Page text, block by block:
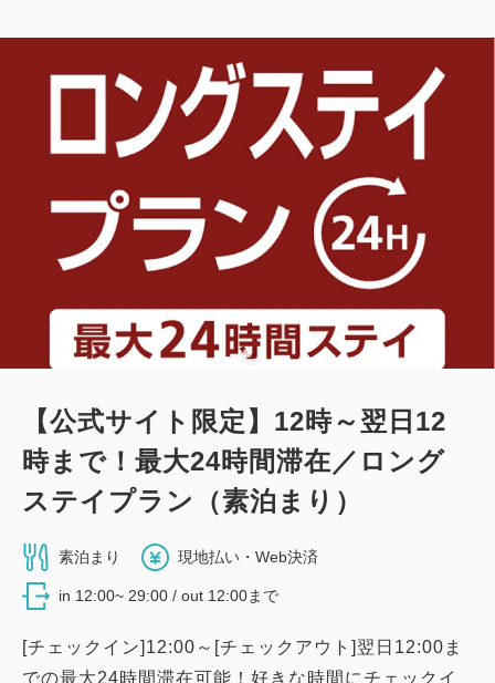
大人1
8,900
残り2 詳細 今すぐ予約
禁煙 14.00m2 1名
シングルサイズ×1 Wi-Fiあり（無料）
【公式サイト限定】12時～翌日12
時まで！最大24時間滞在／ロング
ステイプラン（素泊まり）
素泊まり 現地払い・Web決済
in 12:00~ 29:00 / out 12:00まで
[チェックイン]12:00～[チェックアウト]翌日12:00ま
での最大24時間滞在可能！好きな時間にチェックイ